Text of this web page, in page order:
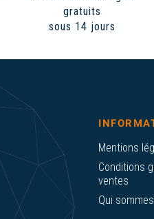
gratuits
sous 14 jours
Mentions
Conditions
ventes
Qui